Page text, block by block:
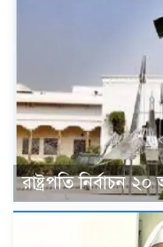
রাষ্ট্রপতি নির্বাচন